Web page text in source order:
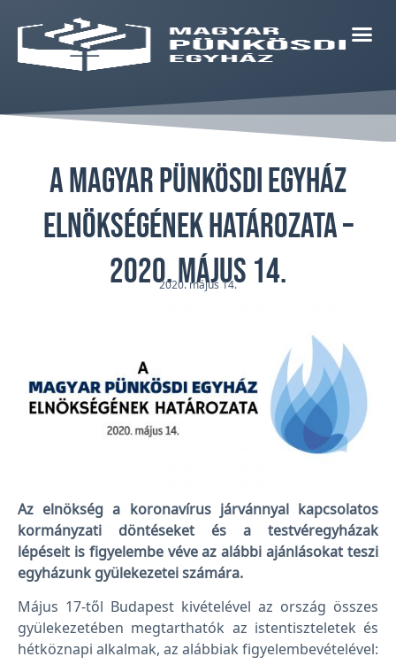
A Magyar Pünkösdi Egyház
Elnökségének határozata –
2020. május 14.
2020. május 14.
Az elnökség a koronavírus járvánnyal kapcsolatos
kormányzati döntéseket és a testvéregyházak
lépéseit is figyelembe véve az alábbi ajánlásokat teszi
egyházunk gyülekezetei számára.
Május 17-től Budapest kivételével az ország összes
gyülekezetében megtarthatók az istentiszteletek és
hétköznapi alkalmak, az alábbiak figyelembevételével: